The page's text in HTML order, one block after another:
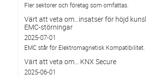
Fler sektorer och företag som omfattas.
Värt att veta om…insatser för höjd
EMC-störningar
2025-07-01
EMC står för Elektromagnetisk Kompatibilitet.
Värt att veta om… KNX Secure
2025-06-01